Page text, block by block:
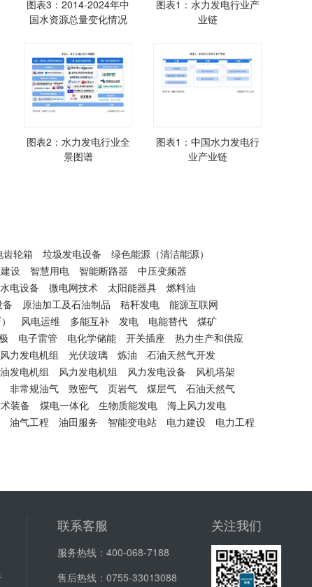
图表3：2014-2024年中
国水资源总量变化情况
图表1：水力发电行业产
业链
图表2：水力发电行业全
景图谱
图表1：中国水力发电行
业产业链
齿轮箱 垃圾发电设备
绿色能源（清洁能源）
设 智慧用电 智能断路器
中压变频器
水电设备 微电网技术 太阳能器具
燃料油
原油加工及石油制品 秸秆发电
能源互联网
风电运维 多能互补 发电 电能替代
煤矿
电子雷管 电化学储能 开关插座
热力生产和供应
风力发电机组 光伏玻璃 炼油
石油天然气开发
发电机组 风力发电机组 风力发电设备
风机塔架
非常规油气 致密气 页岩气 煤层气
石油天然气
装备 煤电一体化 生物质能发电
海上风力发电
油气工程 油田服务 智能变电站 电力建设
电力工程
联系客服
服务热线： 400-068-7188
售后热线： 0755-33013088
关注我们